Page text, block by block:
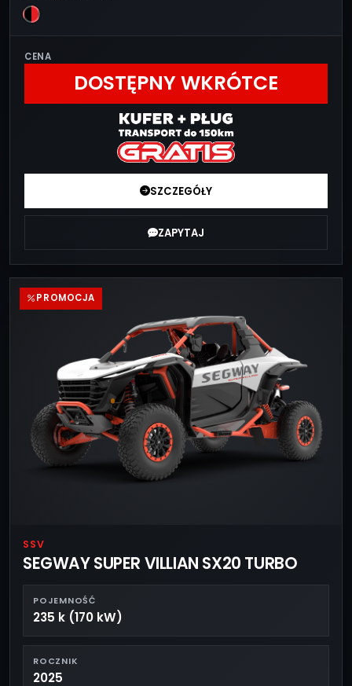
CENA
DOSTĘPNY WKRÓTCE
SZCZEGÓŁY
ZAPYTAJ
PROMOCJA
SSV
SEGWAY SUPER VILLIAN SX20 TURBO
POJEMNOŚĆ
235 k (170 kW)
ROCZNIK
2025